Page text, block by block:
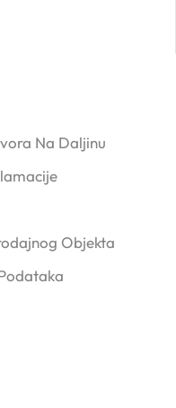
Na Daljinu
Objekta